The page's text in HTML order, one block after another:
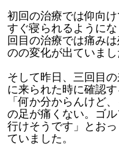
初回の治療では仰向
すぐ寝られるように
回目の治療では痛み
のの変化が出ていまし
そして昨日、三回目
に来られた時に確認す
「何か分からんけど
の足が痛くない。ゴ
行けそうです」とお
ていました。